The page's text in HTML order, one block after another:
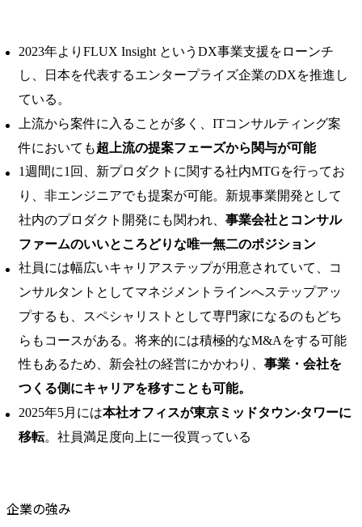
2023年よりFLUX Insight というDX事業支援をローンチ
し、日本を代表するエンタープライズ企業のDXを推進し
ている。
上流から案件に入ることが多く、ITコンサルティング案
件においても超上流の提案フェーズから関与が可能
1週間に1回、新プロダクトに関する社内MTGを行ってお
り、非エンジニアでも提案が可能。新規事業開発として
社内のプロダクト開発にも関われ、 事業会社とコンサル
ファームのいいところどりな唯一無二のポジション
社員には幅広いキャリアステップが用意されていて、コ
ンサルタントとしてマネジメントラインへステップアッ
プするも、スペシャリストとして専門家になるのもどち
らもコースがある。将来的には積極的なM&Aをする可能
性もあるため、新会社の経営にかかわり、 事業・会社を
つくる側にキャリアを移すことも可能。
2025年5月には本社オフィスが東京ミッドタウン‧タワーに
移転。社員満足度向上に一役買っている
企業の強み